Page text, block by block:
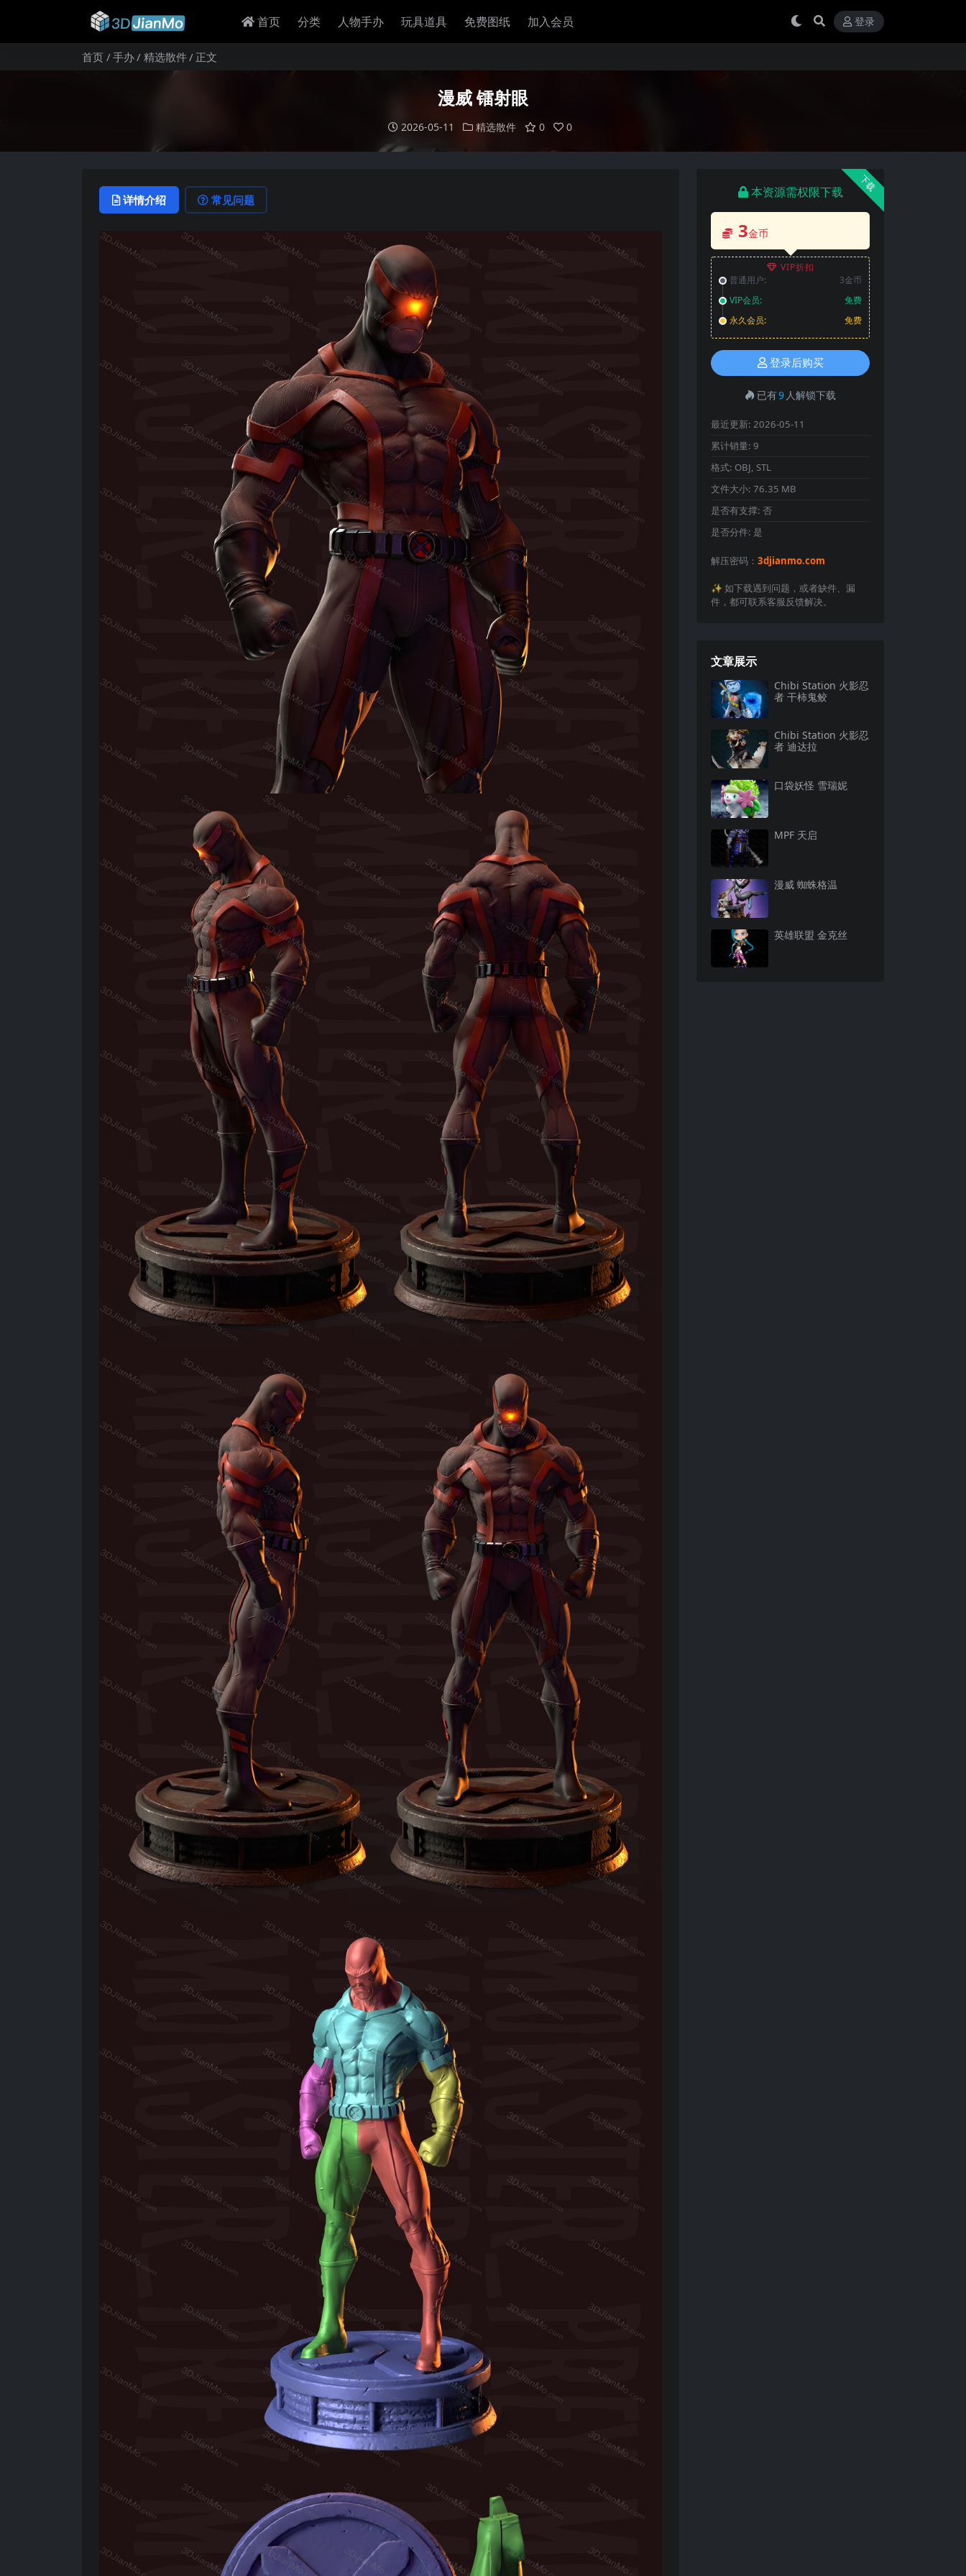
首页 分类 人物手办 玩具道具 免费图纸 加入会员 登录
首页 手办 精选散件 正文
漫威 镭射眼
2026-05-11 精选散件 0 0
详情介绍 常见问题
下载
本资源需权限下载
3金币
VIP折扣
普通用户:
3金币
VIP会员:
免费
永久会员:
免费
登录后购买
已有9 人解锁下载
最近更新: 2026-05-11
累计销量: 9
格式: OBJ, STL
文件大小: 76.35 MB
是否有支撑: 否
是否分件: 是
解压密码： 3djianmo.com
✨️ 如下载遇到问题，或者缺件、漏
件，都可联系客服反馈解决。
文章展示
Chibi Station 火影忍
者 干柿鬼鲛
Chibi Station 火影忍
者 迪达拉
口袋妖怪 雪瑞妮
MPF 天启
漫威 蜘蛛格温
英雄联盟 金克丝